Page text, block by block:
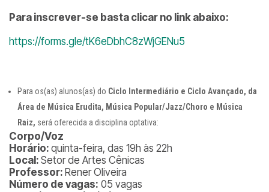
Para inscrever-se basta clicar no link abaixo:
https://forms.gle/tK6eDbhC8zWjGENu5
Para os(as) alunos(as) do Ciclo Intermediário e Ciclo Avançado, da
Área de Música Erudita, Música Popular/Jazz/Choro e Música
Raiz, será oferecida a disciplina optativa:
Corpo/Voz
Horário: quinta-feira, das 19h às 22h
Local: Setor de Artes Cênicas
Professor: Rener Oliveira
Número de vagas: 05 vagas